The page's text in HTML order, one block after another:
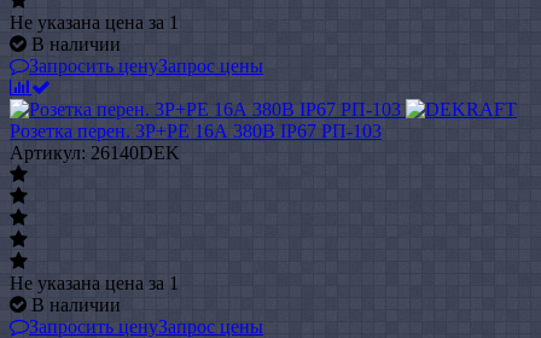
Не указана цена за 1
В наличии
Запросить ценуЗапрос цены
Розетка перен. 3Р+РЕ 16А 380В IP67 РП-103
Артикул: 26140DEK
Не указана цена за 1
В наличии
Запросить ценуЗапрос цены